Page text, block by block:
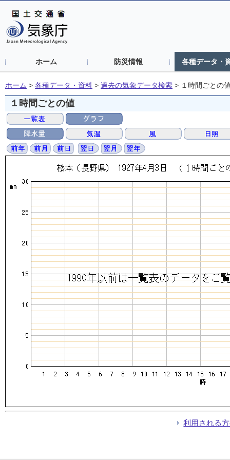
ホーム 防災情報 各種データ・
ホーム > 各種データ・資料 > 過去の気象データ検索 > １時間ごとの
１時間ごとの値
利用される